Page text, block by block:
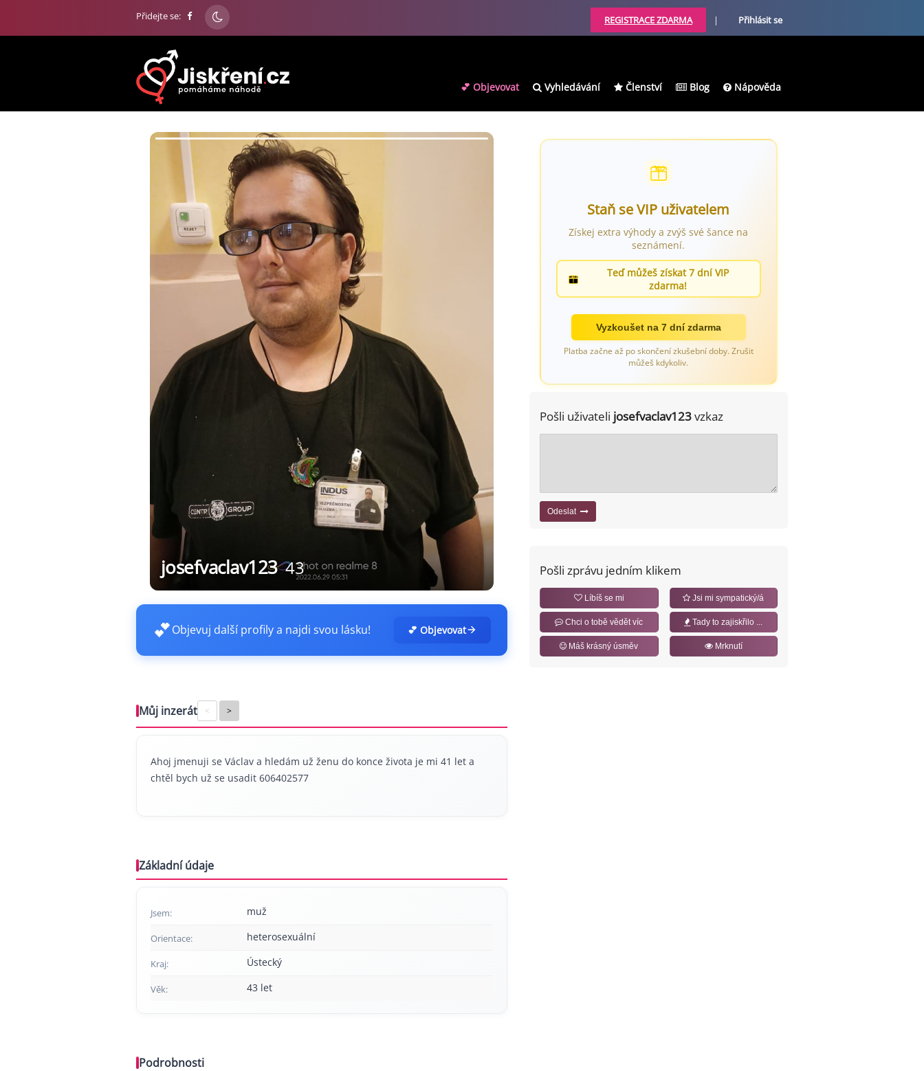
Přidejte se: REGISTRACE ZDARMA | Přihlásit se
💕 Objevovat Vyhledávání Členství Blog Nápověda
josefvaclav123 43
💕Objevuj další profily a najdi svou lásku! 💕 Objevovat
Můj inzerát < >
Ahoj jmenuji se Václav a hledám už ženu do konce života je mi 41 let a
chtěl bych už se usadit 606402577
Základní údaje
Jsem: muž
Orientace: heterosexuální
Kraj: Ústecký
Věk: 43 let
Podrobnosti
Staň se VIP uživatelem
Získej extra výhody a zvýš své šance na
seznámení.
Teď můžeš získat 7 dní VIP
zdarma!
Vyzkoušet na 7 dní zdarma
Platba začne až po skončení zkušební doby. Zrušit
můžeš kdykoliv.
Pošli uživateli josefvaclav123vzkaz
Odeslat
Pošli zprávu jedním klikem
Líbíš se mi Jsi mi sympatický/á
Chci o tobě vědět víc Tady to zajiskřilo ...
Máš krásný úsměv Mrknutí